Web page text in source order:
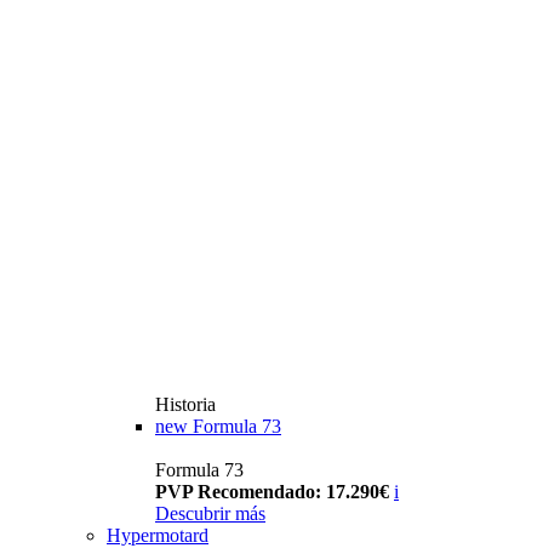
Historia
new Formula 73
Formula 73
PVP Recomendado: 17.290€ i
Descubrir más
Hypermotard